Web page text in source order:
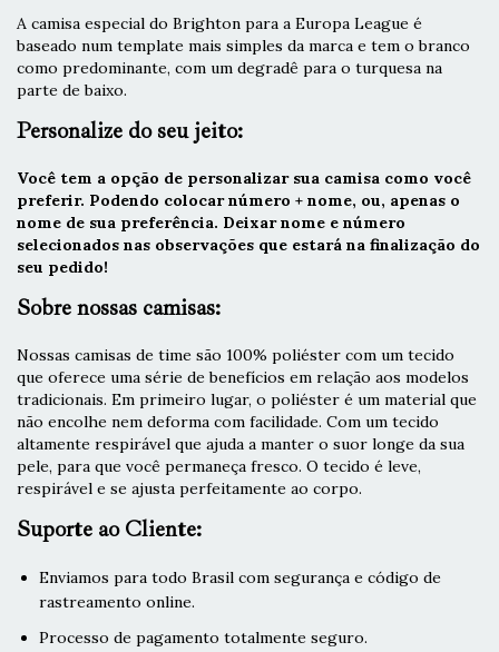
A camisa especial do Brighton para a Europa League é
baseado num template mais simples da marca e tem o branco
como predominante, com um degradê para o turquesa na
parte de baixo.
Personalize do seu jeito:
Você tem a opção de personalizar sua camisa como você
preferir. Podendo colocar número + nome, ou, apenas o
nome de sua preferência. Deixar nome e número
selecionados nas observações que estará na finalização do
seu pedido!
Sobre nossas camisas:
Nossas camisas de time são 100% poliéster com um tecido
que oferece uma série de benefícios em relação aos modelos
tradicionais. Em primeiro lugar, o poliéster é um material que
não encolhe nem deforma com facilidade. Com um tecido
altamente respirável que ajuda a manter o suor longe da sua
pele, para que você permaneça fresco. O tecido é leve,
respirável e se ajusta perfeitamente ao corpo.
Suporte ao Cliente:
Enviamos para todo Brasil com segurança e código de
rastreamento online.
Processo de pagamento totalmente seguro.